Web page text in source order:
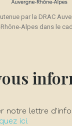
par la DRAC
Alpes dans le
notre lettre
ici.